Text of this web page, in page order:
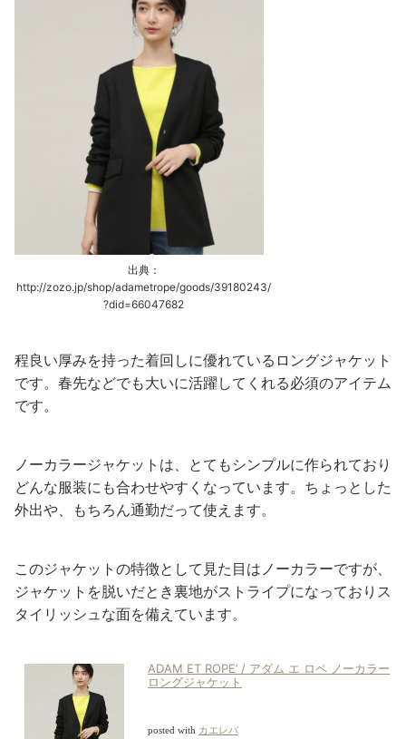
出典：
http://zozo.jp/shop/adametrope/goods/39180243/
?did=66047682
程良い厚みを持った着回しに優れているロングジャケット
です。春先などでも大いに活躍してくれる必須のアイテム
です。
ノーカラージャケットは、とてもシンプルに作られており
どんな服装にも合わせやすくなっています。ちょっとした
外出や、もちろん通勤だって使えます。
このジャケットの特徴として見た目はノーカラーですが、
ジャケットを脱いだとき裏地がストライプになっておりス
タイリッシュな面を備えています。
ADAM ET ROPE’ / アダム エ ロペ ノーカラー
ロングジャケット
posted with カエレバ